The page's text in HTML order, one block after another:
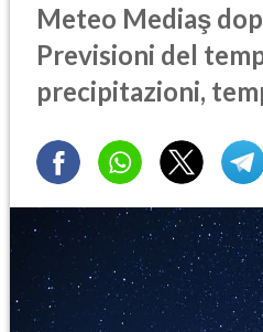
Meteo Mediaş
Previsioni del
precipitazioni,